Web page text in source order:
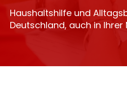
Haushaltshilfe und
Deutschland, auch in